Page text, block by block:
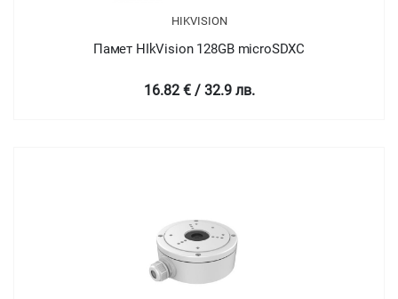
HIKVISION
Памет HIkVision 128GB microSDXC
16.82 € / 32.9 лв.